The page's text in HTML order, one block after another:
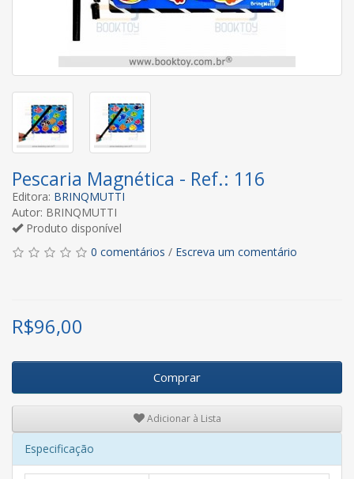
Pescaria Magnética - Ref.: 116
Editora: BRINQMUTTI
Autor: BRINQMUTTI
Produto disponível
0 comentários / Escreva um comentário
R$96,00
Comprar
Adicionar à Lista
Especificação